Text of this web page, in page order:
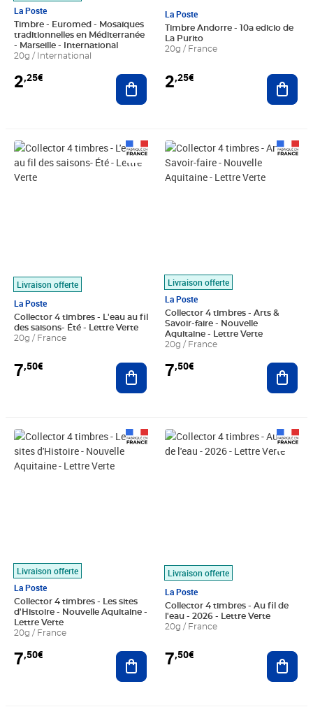
La Poste
Timbre - Euromed - Mosaïques
traditionnelles en Méditerranée
- Marseille - International
20g / International
2,25€ Ajouter au panier
La Poste
Timbre Andorre - 10a edicio de
La Purito
20g / France
2,25€
Livraison offerte
La Poste
Collector 4 timbres - L'eau au fil
des saisons- Été - Lettre Verte
20g / France
7,50€
Prix 7,50€
Ajouter au panier
Livraison offerte
La Poste
Collector 4 timbres - Arts &
Savoir-faire - Nouvelle
Aquitaine - Lettre Verte
20g / France
7,50€
Prix 7,50€
Livraison offerte
La Poste
Collector 4 timbres - Les sites
d'Histoire - Nouvelle Aquitaine -
Lettre Verte
20g / France
7,50€
Prix 7,50€
Ajouter au panier
Livraison offerte
La Poste
Collector 4 timbres - Au fil de
l'eau - 2026 - Lettre Verte
20g / France
7,50€
Prix 7,50€